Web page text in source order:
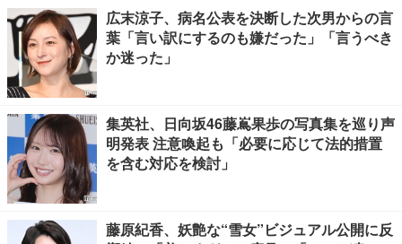
広末涼子、病名公表を決断した次男からの言
葉「言い訳にするのも嫌だった」「言うべき
か迷った」
集英社、日向坂46藤嶌果歩の写真集を巡り声
明発表 注意喚起も「必要に応じて法的措置
を含む対応を検討」
藤原紀香、妖艶な“雪女”ビジュアル公開に反